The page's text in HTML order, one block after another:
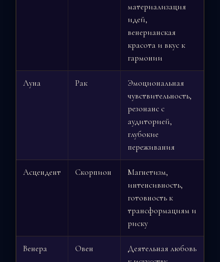
материализация
идей,
венерианская
красота и вкус к
гармонии
Луна Рак
Эмоциональная
чувствительность,
резонанс с
аудиторией,
глубокие
переживания
Асцендент Скорпион
Магнетизм,
интенсивность,
готовность к
трансформациям и
риску
Венера Овен
Деятельная любовь